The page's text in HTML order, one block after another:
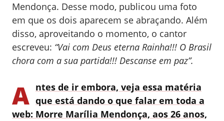
Mendonça. Desse modo, publicou uma foto
em que os dois aparecem se abraçando. Além
disso, aproveitando o momento, o cantor
escreveu: “Vai com Deus eterna Rainha!!! O Brasil
chora com a sua partida!!! Descanse em paz”.
A ntes de ir embora, veja essa matéria
que está dando o que falar em toda a
web: Morre Marília Mendonça, aos 26 anos,